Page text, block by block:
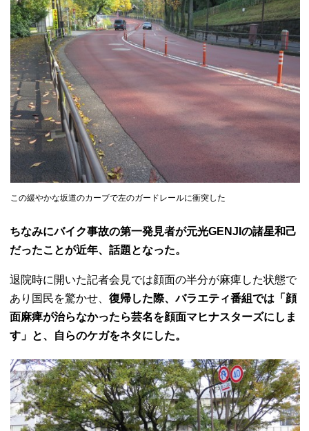
この緩やかな坂道のカーブで左のガードレールに衝突した
ちなみにバイク事故の第一発見者が元光GENJIの諸星和己
だったことが近年、話題となった。
退院時に開いた記者会見では顔面の半分が麻痺した状態で
あり国民を驚かせ、復帰した際、バラエティ番組では「顔
面麻痺が治らなかったら芸名を顔面マヒナスターズにしま
す」と、自らのケガをネタにした。